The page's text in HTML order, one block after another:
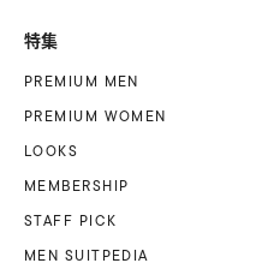
特集
PREMIUM MEN
PREMIUM WOMEN
LOOKS
MEMBERSHIP
STAFF PICK
MEN SUITPEDIA